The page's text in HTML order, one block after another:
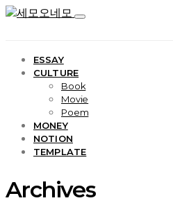
ESSAY
CULTURE
Book
Movie
Poem
MONEY
NOTION
TEMPLATE
Archives